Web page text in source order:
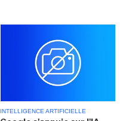
INTELLIGENCE ARTIFICIELLE